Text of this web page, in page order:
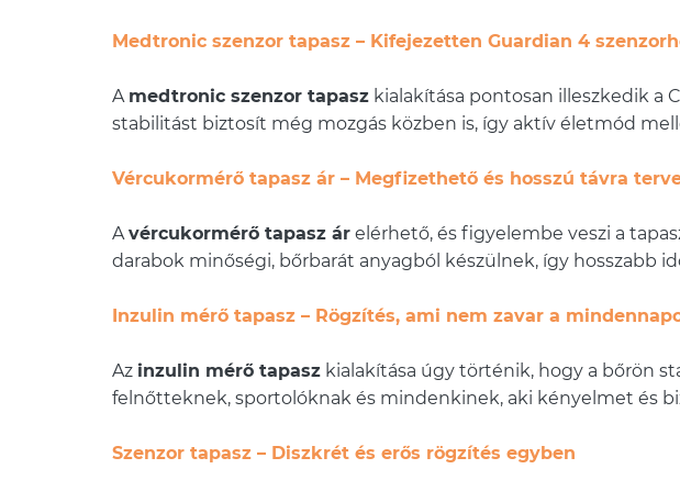
Medtronic szenzor tapasz – Kifejezetten Guardian 4
A medtronic szenzor tapasz kialakítása pontosan illeszkedik a
stabilitást biztosít még mozgás közben is, így aktív életmód
Vércukormérő tapasz ár – Megfizethető és hosszú távra
Avércukormérő tapasz ár elérhető, és figyelembe veszi a
darabok minőségi, bőrbarát anyagból készülnek, így hosszabb
Inzulin mérő tapasz – Rögzítés, ami nem zavar a
Az inzulin mérő tapasz kialakítása úgy történik, hogy a bőrön
felnőtteknek, sportolóknak és mindenkinek, aki kényelmet és
Szenzor tapasz – Diszkrét és erős rögzítés egyben